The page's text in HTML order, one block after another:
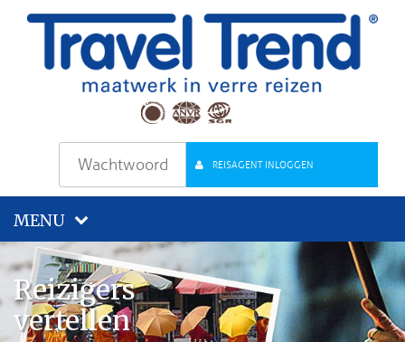
REISAGENT INLOGGEN
MENU
Reizigers
vertellen